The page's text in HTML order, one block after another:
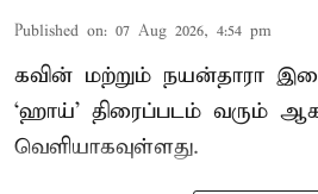
Published on: 07 Aug 2026, 4:54 pm
கவின் மற்றும் நயன்தாரா
‘ஹாய்’ திரைப்படம் வரும்
வெளியாகவுள்ளது.